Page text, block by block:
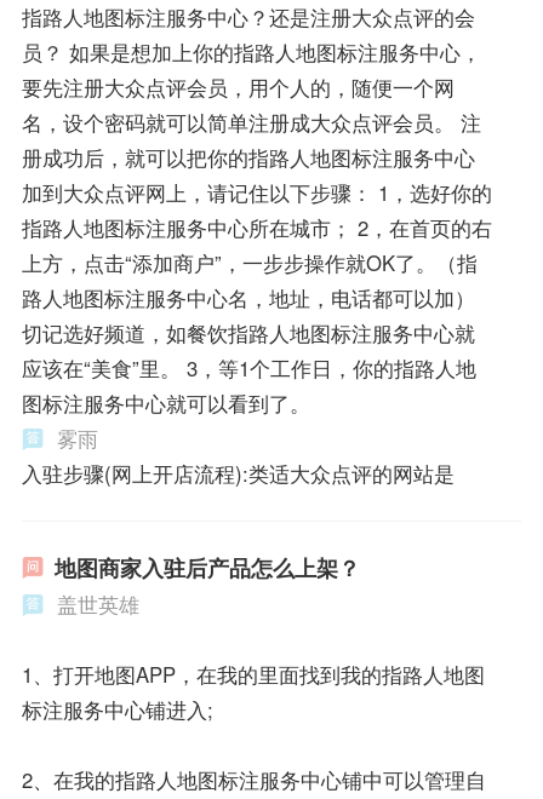
指路人地图标注服务中心？还是注册大众点评的会
员？ 如果是想加上你的指路人地图标注服务中心，
要先注册大众点评会员，用个人的，随便一个网
名，设个密码就可以简单注册成大众点评会员。 注
册成功后，就可以把你的指路人地图标注服务中心
加到大众点评网上，请记住以下步骤： 1，选好你的
指路人地图标注服务中心所在城市； 2，在首页的右
上方，点击“添加商户”，一步步操作就OK了。（指
路人地图标注服务中心名，地址，电话都可以加）
切记选好频道，如餐饮指路人地图标注服务中心就
应该在“美食”里。 3，等1个工作日，你的指路人地
图标注服务中心就可以看到了。
雾雨
入驻步骤(网上开店流程):类适大众点评的网站是
地图商家入驻后产品怎么上架？
盖世英雄
1、打开地图APP，在我的里面找到我的指路人地图
标注服务中心铺进入;
2、在我的指路人地图标注服务中心铺中可以管理自